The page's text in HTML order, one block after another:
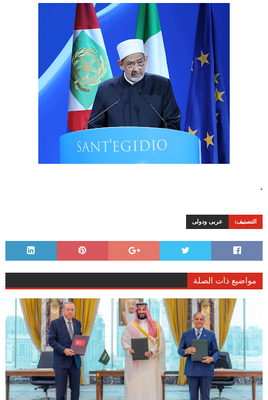
.
التصنيف: عربى ودولى
مواضيع ذات الصلة